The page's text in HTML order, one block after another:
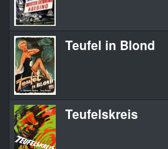
Teufel in Blond
Teufelskreis